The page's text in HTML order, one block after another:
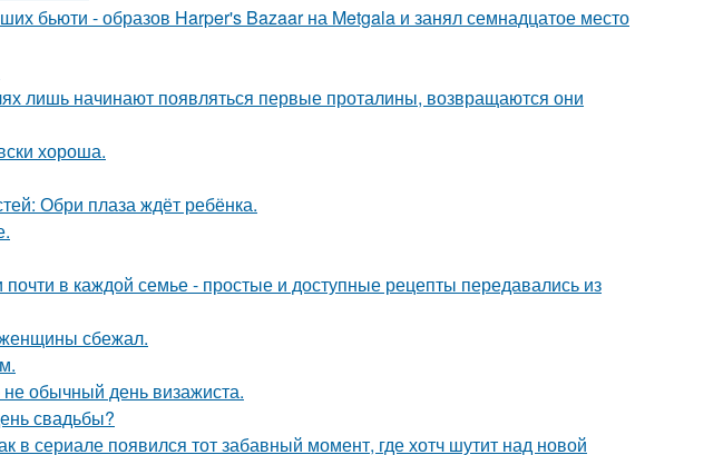
бьюти - образов Harper's Bazaar на Metgala и занял семнадцатое место
лишь начинают появляться первые проталины, возвращаются они
хороша.
Обри плаза ждёт ребёнка.
в каждой семье - простые и доступные рецепты передавались из
женщины сбежал.
не обычный день визажиста.
свадьбы?
в сериале появился тот забавный момент, где хотч шутит над новой